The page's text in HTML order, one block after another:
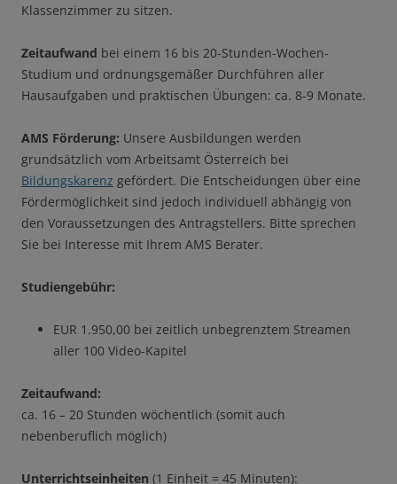
Klassenzimmer zu sitzen.
Zeitaufwand bei einem 16 bis 20-Stunden-Wochen-
Studium und ordnungsgemäßer Durchführen aller
Hausaufgaben und praktischen Übungen: ca. 8-9 Monate.
AMS Förderung: Unsere Ausbildungen werden
grundsätzlich vom Arbeitsamt Österreich bei
Bildungskarenz gefördert. Die Entscheidungen über eine
Fördermöglichkeit sind jedoch individuell abhängig von
den Voraussetzungen des Antragstellers. Bitte sprechen
Sie bei Interesse mit Ihrem AMS Berater.
Studiengebühr:
EUR 1.950,00 bei zeitlich unbegrenztem Streamen
aller 100 Video-Kapitel
Zeitaufwand:
ca. 16 – 20 Stunden wöchentlich (somit auch
nebenberuflich möglich)
Unterrichtseinheiten (1 Einheit = 45 Minuten):